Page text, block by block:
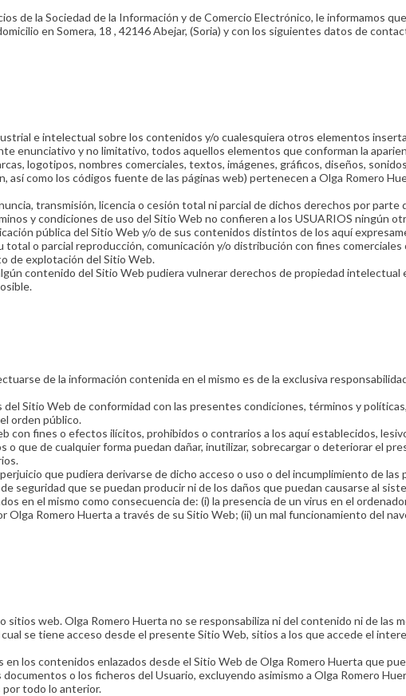
de la Sociedad de la Información y de Comercio Electrónico, le informamos
en Somera, 18 , 42146 Abejar, (Soria) y con los siguientes datos de
e intelectual sobre los contenidos y/o cualesquiera otros elementos
enunciativo y no limitativo, todos aquellos elementos que conforman la
logotipos, nombres comerciales, textos, imágenes, gráficos, diseños,
como los códigos fuente de las páginas web) pertenecen a Olga Romero
transmisión, licencia o cesión total ni parcial de dichos derechos por parte
y condiciones de uso del Sitio Web no confieren a los USUARIOS ningún
pública del Sitio Web y/o de sus contenidos distintos de los aquí
o parcial reproducción, comunicación y/o distribución con fines comerciales
de explotación del Sitio Web.
contenido del Sitio Web pudiera vulnerar derechos de propiedad intelectual
de la información contenida en el mismo es de la exclusiva
Sitio Web de conformidad con las presentes condiciones, términos y
orden público.
con fines o efectos ilícitos, prohibidos o contrarios a los aquí establecidos,
que de cualquier forma puedan dañar, inutilizar, sobrecargar o deteriorar el
que pudiera derivarse de dicho acceso o uso o del incumplimiento de las
seguridad que se puedan producir ni de los daños que puedan causarse al
en el mismo como consecuencia de: (i) la presencia de un virus en el
Romero Huerta a través de su Sitio Web; (ii) un mal funcionamiento del
web. Olga Romero Huerta no se responsabiliza ni del contenido ni de las
se tiene acceso desde el presente Sitio Web, sitios a los que accede el
los contenidos enlazados desde el Sitio Web de Olga Romero Huerta que
o los ficheros del Usuario, excluyendo asimismo a Olga Romero
por todo lo anterior.